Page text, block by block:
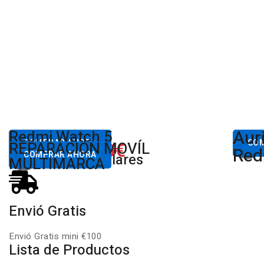
Desde80,00€
COMPRAR AHORA
Redmi Watch 5
Xiaomi
Desde650.00€
COMPRAR AHORA
REPARACIÓN MOVÍL
MULTIMARCA
Productos Populares
Envió Gratis
Envió Gratis mini €100
Lista de Productos